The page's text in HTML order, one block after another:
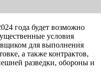
года будет возможно
условия
для выполнения
а также контрактов,
разведки, обороны и